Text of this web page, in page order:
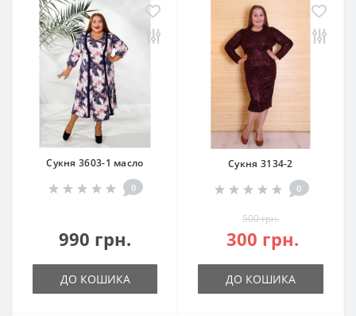
Сукня 3603-1 масло
0
990 грн.
ДО КОШИКА
Сукня 3134-2
0
500 грн.
300 грн.
ДО КОШИКА